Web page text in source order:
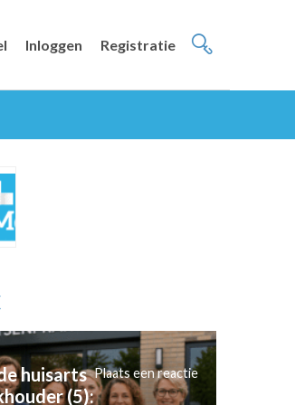
Inloggen Registratie
huisarts
(5):
Plaats een reactie